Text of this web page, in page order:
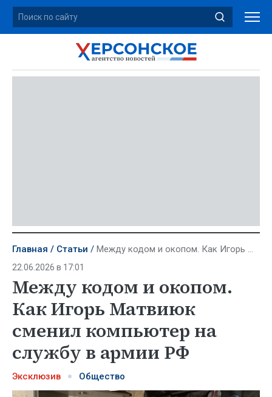
Главная Статьи Между кодом и окопом. Как Игорь Матвиюк сменил компьютер на службу в армии РФ
22.06.2026 в 17:01
Между кодом и окопом.
Как Игорь Матвиюк
сменил компьютер на
службу в армии РФ
Эксклюзив Общество